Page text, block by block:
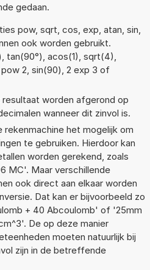
gedaan.
pow, sqrt, cos, exp, atan, sin,
ook worden gebruikt.
tan(90°), acos(1), sqrt(4),
2, sin(90), 2 exp 3 of
resultaat worden afgerond op
wanneer dit zinvol is.
rekenmachine het mogelijk om
te gebruiken. Hierdoor kan
worden gerekend, zoals
MC'. Maar verschillende
ook direct aan elkaar worden
Dat kan er bijvoorbeeld zo
+ 40 Abcoulomb' of '25mm
De op deze manier
moeten natuurlijk bij
zijn in de betreffende